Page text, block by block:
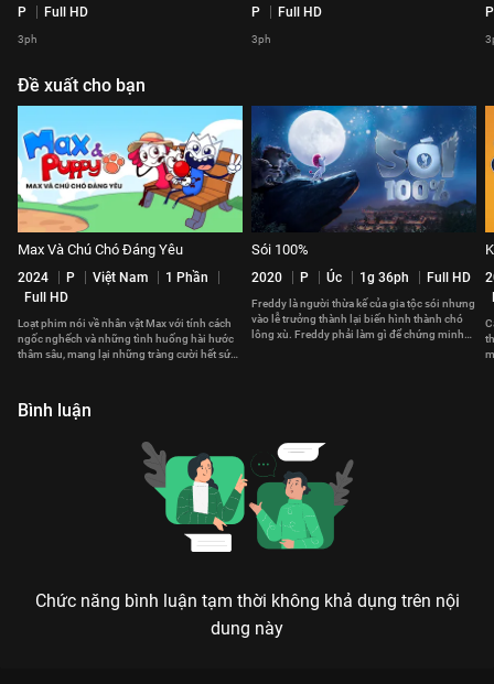
P Full HD
3ph
P Full HD
3ph
P
Đề xuất cho bạn
Max Và Chú Chó Đáng Yêu
2024 P Việt Nam
1 Phần
Full HD
Loạt phim nói về nhân vật Max với tính cách
ngốc nghếch và những tình huống hài hước
thâm sâu, mang lại những tràng cười hết sức
Sói 100%
2020 P Úc 1g 36ph Full HD
Freddy là người thừa kế của gia tộc sói nhưng
vào lễ trưởng thành lại biến hình thành chó
lông xù. Freddy phải làm gì để chứng minh
Bình luận
Chức năng bình luận tạm thời không khả dụng trên nội
dung này